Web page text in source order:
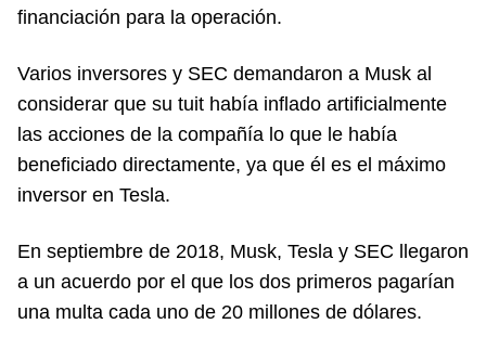
financiación para la operación.
Varios inversores y SEC demandaron a Musk al
considerar que su tuit había inflado artificialmente
las acciones de la compañía lo que le había
beneficiado directamente, ya que él es el máximo
inversor en Tesla.
En septiembre de 2018, Musk, Tesla y SEC llegaron
a un acuerdo por el que los dos primeros pagarían
una multa cada uno de 20 millones de dólares.